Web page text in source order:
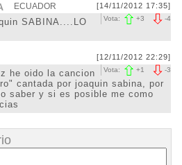
ECUADOR [14/11/2012 17:35]
-4
Vota: +3
SABINA....LO
[12/11/2012 22:29]
-3
Vota: +1
he oido la cancion
cantada por joaquin sabina, por
saber y si es posible me como